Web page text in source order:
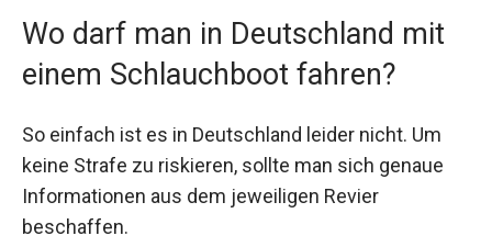
Wo darf man in Deutschland mit
einem Schlauchboot fahren?
So einfach ist es in Deutschland leider nicht. Um
keine Strafe zu riskieren, sollte man sich genaue
Informationen aus dem jeweiligen Revier
beschaffen.